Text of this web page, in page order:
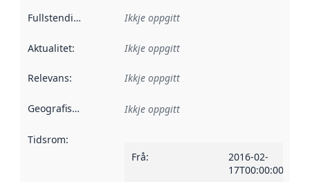
Fullstendigheit Ikkje oppgitt
Aktualitet: Ikkje oppgitt
Relevans: Ikkje oppgitt
Geografisk område Ikkje oppgitt
Tidsrom:
Frå:
2016-02-
17T00:00:00Z